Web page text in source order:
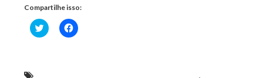
Compartilhe isso:
Clique
para
Clique
para